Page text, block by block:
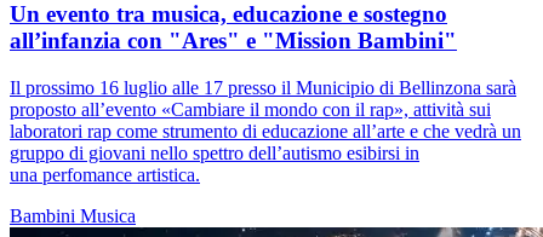
Un evento tra musica, educazione e sostegno
all’infanzia con "Ares" e "Mission Bambini"
Il prossimo 16 luglio alle 17 presso il Municipio di Bellinzona sarà
proposto all’evento «Cambiare il mondo con il rap», attività sui
laboratori rap come strumento di educazione all’arte e che vedrà un
gruppo di giovani nello spettro dell’autismo esibirsi in
una perfomance artistica.
Bambini Musica